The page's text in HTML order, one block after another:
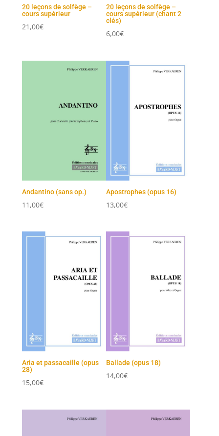
20 leçons de solfège –
cours supérieur
21,00€
20 leçons de solfège –
cours supérieur (chant 2
clés)
6,00€
Andantino (sans op.)
11,00€
Apostrophes (opus 16)
13,00€
Aria et passacaille (opus
28)
15,00€
Ballade (opus 18)
14,00€